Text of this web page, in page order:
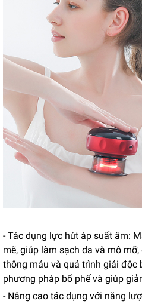
- Tác dụng lực hút áp suất âm:
mẽ, giúp làm sạch da và mô
thông máu và quá trình giải độc
phương pháp bổ phế và giúp
- Nâng cao tác dụng với năng